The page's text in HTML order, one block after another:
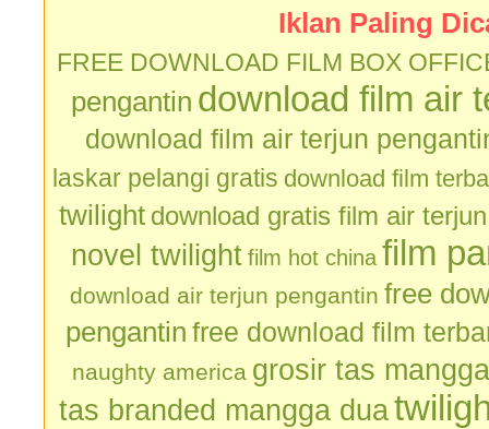
Iklan Paling
FREE DOWNLOAD FILM BOX
pengantin download film air
download film air terjun
laskar pelangi gratis download film
twilight download gratis film air
novel twilight film hot china film
download air terjun pengantin free
pengantin free download film
naughty america grosir tas
tas branded mangga dua